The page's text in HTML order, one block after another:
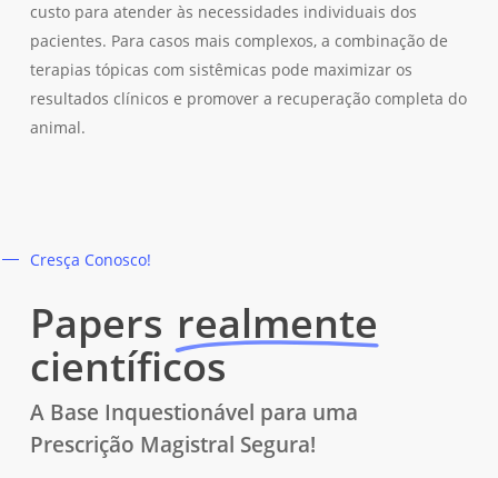
custo para atender às necessidades individuais dos
pacientes. Para casos mais complexos, a combinação de
terapias tópicas com sistêmicas pode maximizar os
resultados clínicos e promover a recuperação completa do
animal.
Cresça Conosco!
Papers realmente
científicos
A Base Inquestionável para uma
Prescrição Magistral Segura!